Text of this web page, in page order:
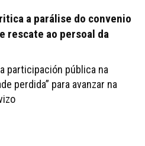
a parálise do convenio
rescate ao persoal da
participación pública na
perdida” para avanzar na